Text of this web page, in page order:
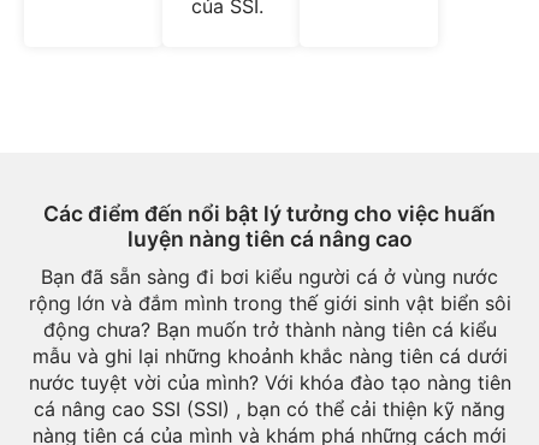
của SSI.
Các điểm đến nổi bật lý tưởng cho việc huấn
luyện nàng tiên cá nâng cao
Bạn đã sẵn sàng đi bơi kiểu người cá ở vùng nước
rộng lớn và đắm mình trong thế giới sinh vật biển sôi
động chưa? Bạn muốn trở thành nàng tiên cá kiểu
mẫu và ghi lại những khoảnh khắc nàng tiên cá dưới
nước tuyệt vời của mình? Với khóa đào tạo nàng tiên
cá nâng cao SSI (SSI) , bạn có thể cải thiện kỹ năng
nàng tiên cá của mình và khám phá những cách mới